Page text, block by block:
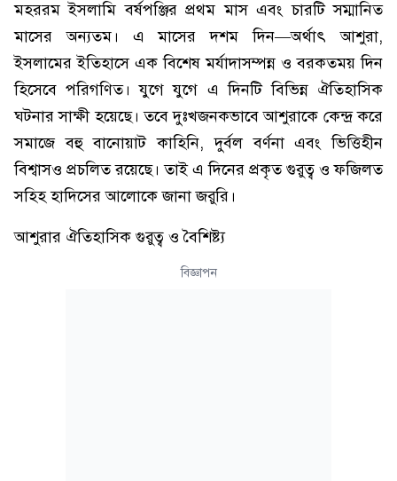
মহররম ইসলামি বর্ষপঞ্জির প্রথম মাস এবং চারটি সম্মানিত
মাসের অন্যতম। এ মাসের দশম দিন—অর্থাৎ আশুরা,
ইসলামের ইতিহাসে এক বিশেষ মর্যাদাসম্পন্ন ও বরকতময় দিন
হিসেবে পরিগণিত। যুগে যুগে এ দিনটি বিভিন্ন ঐতিহাসিক
ঘটনার সাক্ষী হয়েছে। তবে দুঃখজনকভাবে আশুরাকে কেন্দ্র করে
সমাজে বহু বানোয়াট কাহিনি, দুর্বল বর্ণনা এবং ভিত্তিহীন
বিশ্বাসও প্রচলিত রয়েছে। তাই এ দিনের প্রকৃত গুরুত্ব ও ফজিলত
সহিহ হাদিসের আলোকে জানা জরুরি।
আশুরার ঐতিহাসিক গুরুত্ব ও বৈশিষ্ট্য
বিজ্ঞাপন